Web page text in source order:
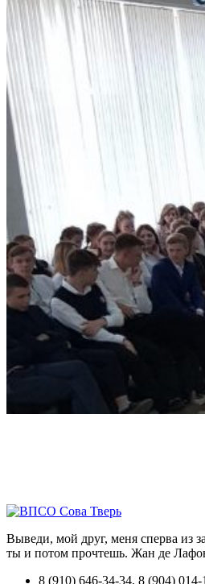
Выведи, мой друг, меня сперва из
ты и потом прочтешь. Жан де
8 (910) 646-34-34, 8 (904) 014-